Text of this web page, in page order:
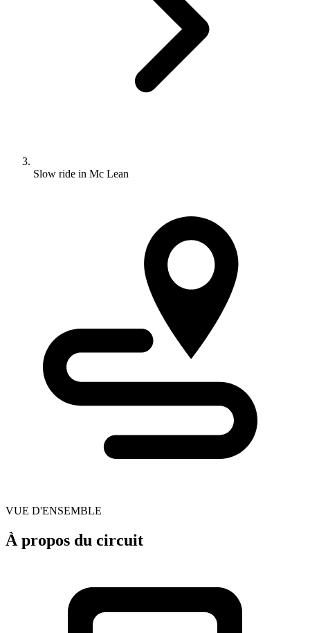
Slow ride in Mc Lean
VUE D'ENSEMBLE
À propos du circuit